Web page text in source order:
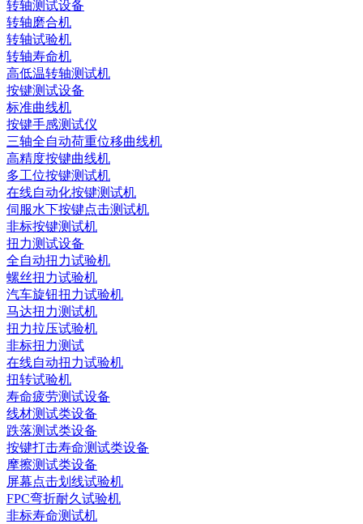
转轴测试设备
转轴磨合机
转轴试验机
转轴寿命机
高低温转轴测试机
按键测试设备
标准曲线机
按键手感测试仪
三轴全自动荷重位移曲线机
高精度按键曲线机
多工位按键测试机
在线自动化按键测试机
伺服水下按键点击测试机
非标按键测试机
扭力测试设备
全自动扭力试验机
螺丝扭力试验机
汽车旋钮扭力试验机
马达扭力测试机
扭力拉压试验机
非标扭力测试
在线自动扭力试验机
扭转试验机
寿命疲劳测试设备
线材测试类设备
跌落测试类设备
按键打击寿命测试类设备
摩擦测试类设备
屏幕点击划线试验机
FPC弯折耐久试验机
非标寿命测试机